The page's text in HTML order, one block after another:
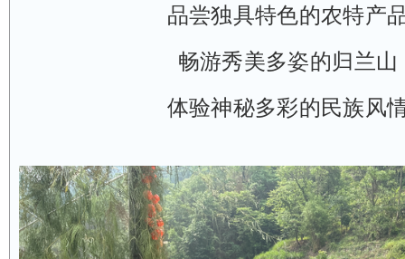
品尝独具特色的农特产
畅游秀美多姿的归兰山
体验神秘多彩的民族风